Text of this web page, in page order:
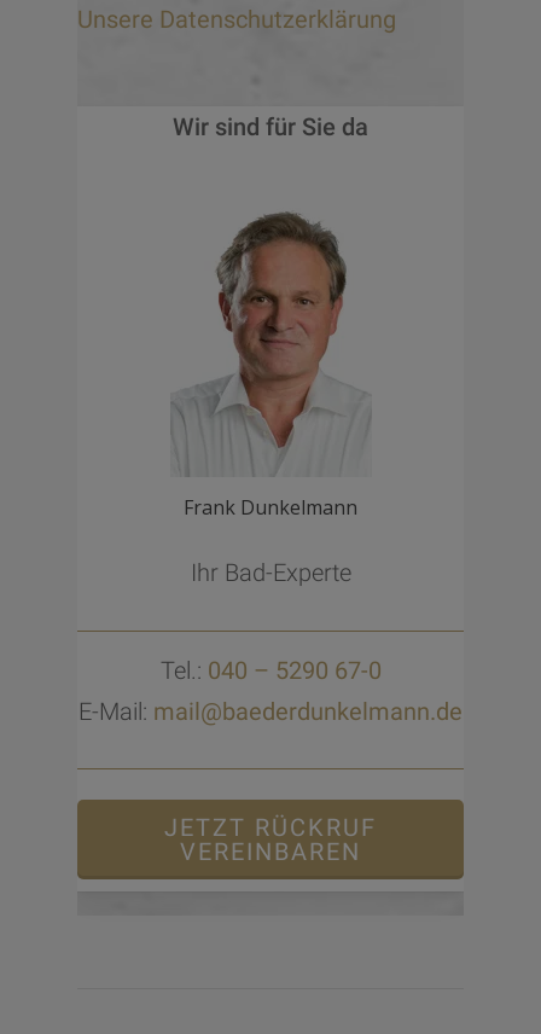
Unsere Datenschutzerklärung
Wir sind für Sie da
Frank Dunkelmann
Ihr Bad-Experte
Tel.: 040 – 5290 67-0
E-Mail: mail@baederdunkelmann.de
JETZT RÜCKRUF
VEREINBAREN